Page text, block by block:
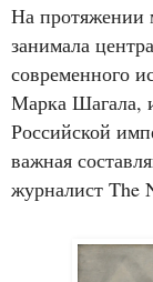
На протяжении
занимала
современного
Марка Шагала,
Российской
важная
журналист The